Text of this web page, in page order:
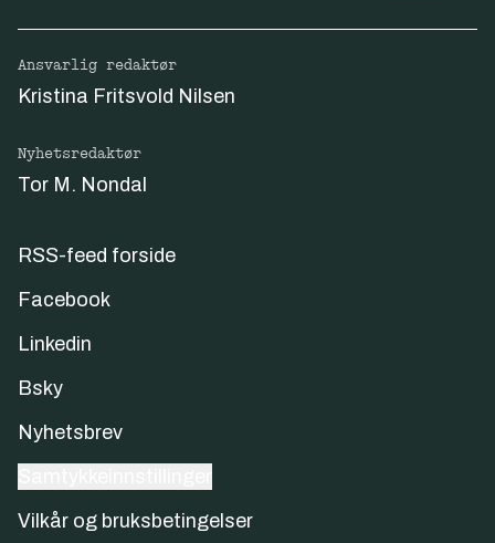
Ansvarlig redaktør
Kristina Fritsvold Nilsen
Nyhetsredaktør
Tor M. Nondal
RSS-feed forside
Facebook
Linkedin
Bsky
Nyhetsbrev
Vilkår og bruksbetingelser